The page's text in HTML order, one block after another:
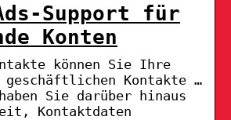
Support für
Konten
können Sie Ihre
Kontakte …
Sie darüber hinaus
Kontaktdaten